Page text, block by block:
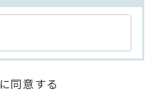
(必須)
に同意する